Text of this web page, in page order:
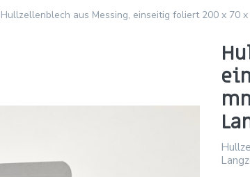
Hullzellenblech aus Messing, einseitig foliert 200 x 70